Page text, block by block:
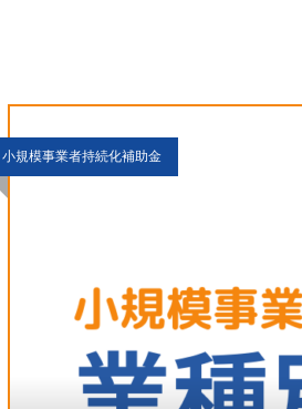
小規模事業者持続化補助金